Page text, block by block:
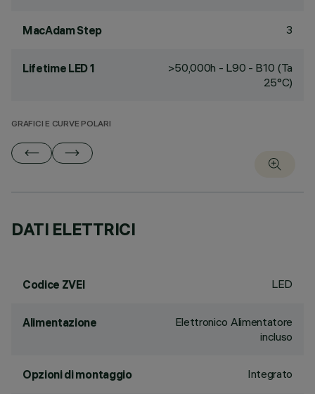
MacAdam Step 3
Lifetime LED 1
>50,000h - L90 - B10 (Ta
25°C)
GRAFICI E CURVE POLARI
DATI ELETTRICI
Codice ZVEI LED
Alimentazione
Elettronico Alimentatore
incluso
Opzioni di montaggio Integrato